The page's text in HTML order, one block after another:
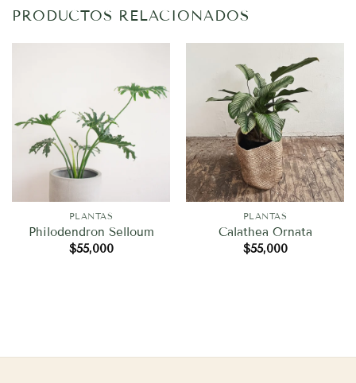
PRODUCTOS RELACIONADOS
PLANTAS
Philodendron Selloum
$55,000
PLANTAS
Calathea Ornata
$55,000